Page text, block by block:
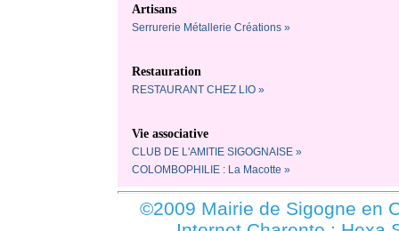
Artisans
Serrurerie Métallerie Créations »
Restauration
RESTAURANT CHEZ LIO »
Vie associative
CLUB DE L'AMITIE SIGOGNAISE »
COLOMBOPHILIE : La Macotte »
©2009 Mairie de Sigogne en